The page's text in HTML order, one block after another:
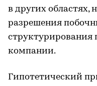
в других областях,
разрешения
структурирования
компании.
Гипотетический